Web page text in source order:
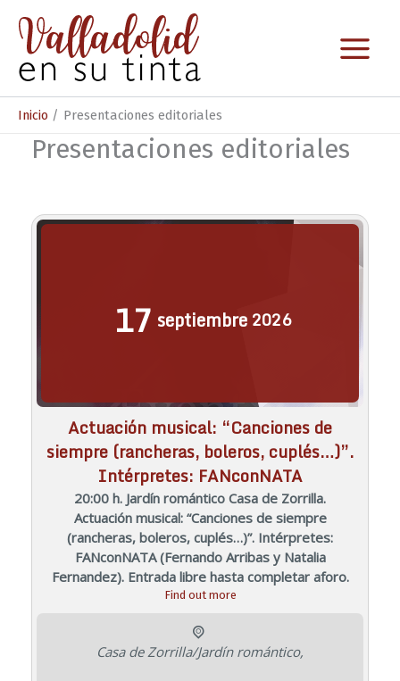
contenido
Inicio Presentaciones editoriales
Presentaciones editoriales
17 septiembre 2026
Actuación musical: “Canciones de
siempre (rancheras, boleros, cuplés…)”.
Intérpretes: FANconNATA
20:00 h. Jardín romántico Casa de Zorrilla.
Actuación musical: “Canciones de siempre
(rancheras, boleros, cuplés…)”. Intérpretes:
FANconNATA (Fernando Arribas y Natalia
Fernandez). Entrada libre hasta completar aforo.
Find out more
Casa de Zorrilla/Jardín romántico,